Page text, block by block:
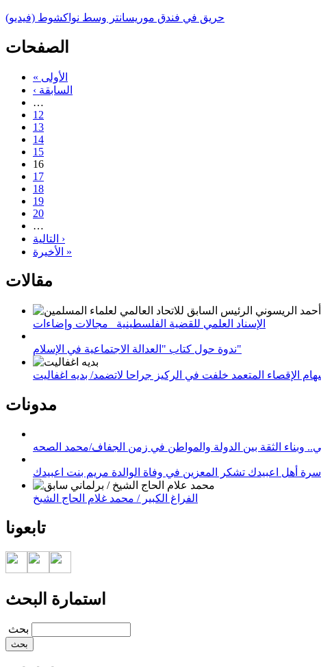
حريق في فندق موريسانتر وسط نواكشوط (فيديو)
الصفحات
« الأولى
‹ السابقة
…
12
13
14
15
16
17
18
19
20
…
التالية ›
الأخيرة »
مقالات
الإسناد العلمي للقضية الفلسطينية_ مجالات وإضاءات
ندوة حول كتاب "العدالة الاجتماعية في الإسلام"
الإقصاء المتعمد خلفت في الركيز جراحا لاتضمد/ بديه اغفاليت
مدونات
وبناء الثقة بين الدولة والمواطن في زمن الجفاف/محمد الصحه
أسرة أهل اعبيدك تشكر المعزين في وفاة الوالدة مريم بنت اعبيدك
الفراغ الكبير / محمد غلام الحاج الشيخ
تابعونا
استمارة البحث
‏بحث ‏